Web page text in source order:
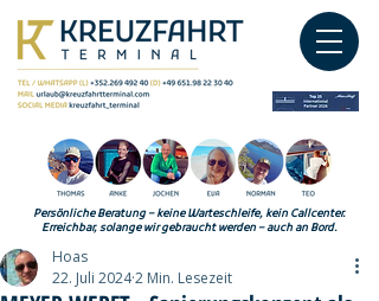
Persönliche Beratung – keine Warteschleife, kein Callcenter.
Erreichbar, solange wir gebraucht werden – auch an Bord.
Hoas
22. Juli 20242 Min. Lesezeit